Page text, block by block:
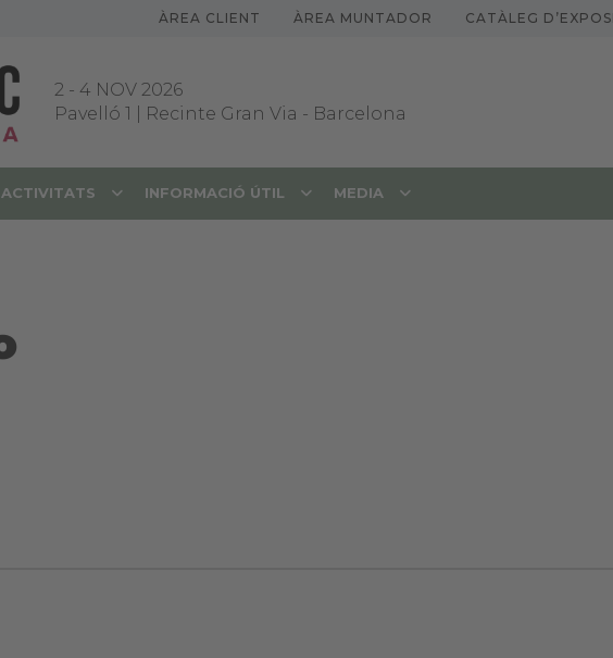
ÀREA CLIENT ÀREA MUNTADOR CATÀLEG
2 - 4 NOV 2026
Pavelló 1 | Recinte Gran Via - Barcelona
ACTIVITATS INFORMACIÓ ÚTIL MEDIA